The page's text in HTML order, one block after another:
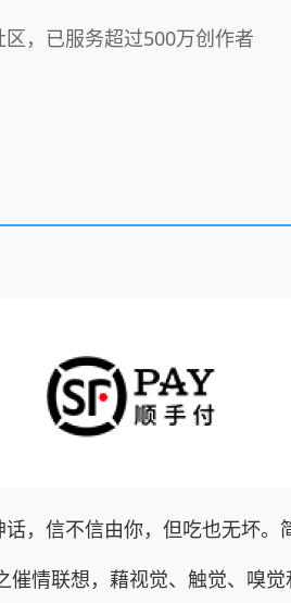
，已服务超过500万创作者
，信不信由你，但吃也无坏。
联想，藉视觉、触觉、嗅觉